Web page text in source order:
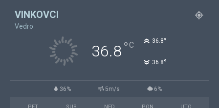
VINKOVCI
Vedro
36.8°C 36.8°
36.8°
36% 5m/s 6%